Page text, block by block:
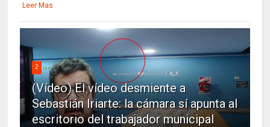
Leer Mas
2
(Vídeo) El vídeo desmiente a
Sebastián Iriarte: la cámara sí apunta al
escritorio del trabajador municipal